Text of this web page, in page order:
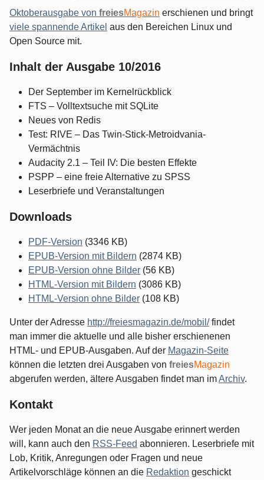
Oktoberausgabe von freiesMagazin erschienen und bringt
viele spannende Artikel aus den Bereichen Linux und
Open Source mit.
Inhalt der Ausgabe 10/2016
Der September im Kernelrückblick
FTS – Volltextsuche mit SQLite
Neues von Redis
Test: RIVE – Das Twin-Stick-Metroidvania-
Vermächtnis
Audacity 2.1 – Teil IV: Die besten Effekte
PSPP – eine freie Alternative zu SPSS
Leserbriefe und Veranstaltungen
Downloads
PDF-Version (3346 KB)
EPUB-Version mit Bildern (2874 KB)
EPUB-Version ohne Bilder (56 KB)
HTML-Version mit Bildern (3086 KB)
HTML-Version ohne Bilder (108 KB)
Unter der Adresse http://freiesmagazin.de/mobil/findet
man immer die aktuelle und alle bisher erschienenen
HTML- und EPUB-Ausgaben. Auf der Magazin-Seite
können die letzten drei Ausgaben von freiesMagazin
abgerufen werden, ältere Ausgaben findet man imArchiv.
Kontakt
Wer jeden Monat an die neue Ausgabe erinnert werden
will, kann auch den RSS-Feed abonnieren. Leserbriefe mit
Lob, Kritik, Anregungen oder Fragen und neue
Artikelvorschläge können an die Redaktion geschickt